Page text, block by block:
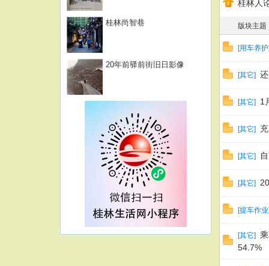
桂林尚智巷
20年前驿前街旧日影像
桂林人
版块主题
[用车养护
[其它]
[其它] 1
[其它]
[其它]
[其它]
[提车作业
[其它]
54.7%